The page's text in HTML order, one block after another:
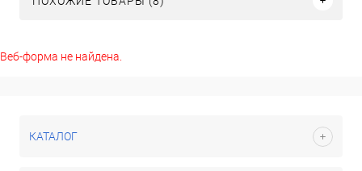
Веб-форма не найдена.
КАТАЛОГ